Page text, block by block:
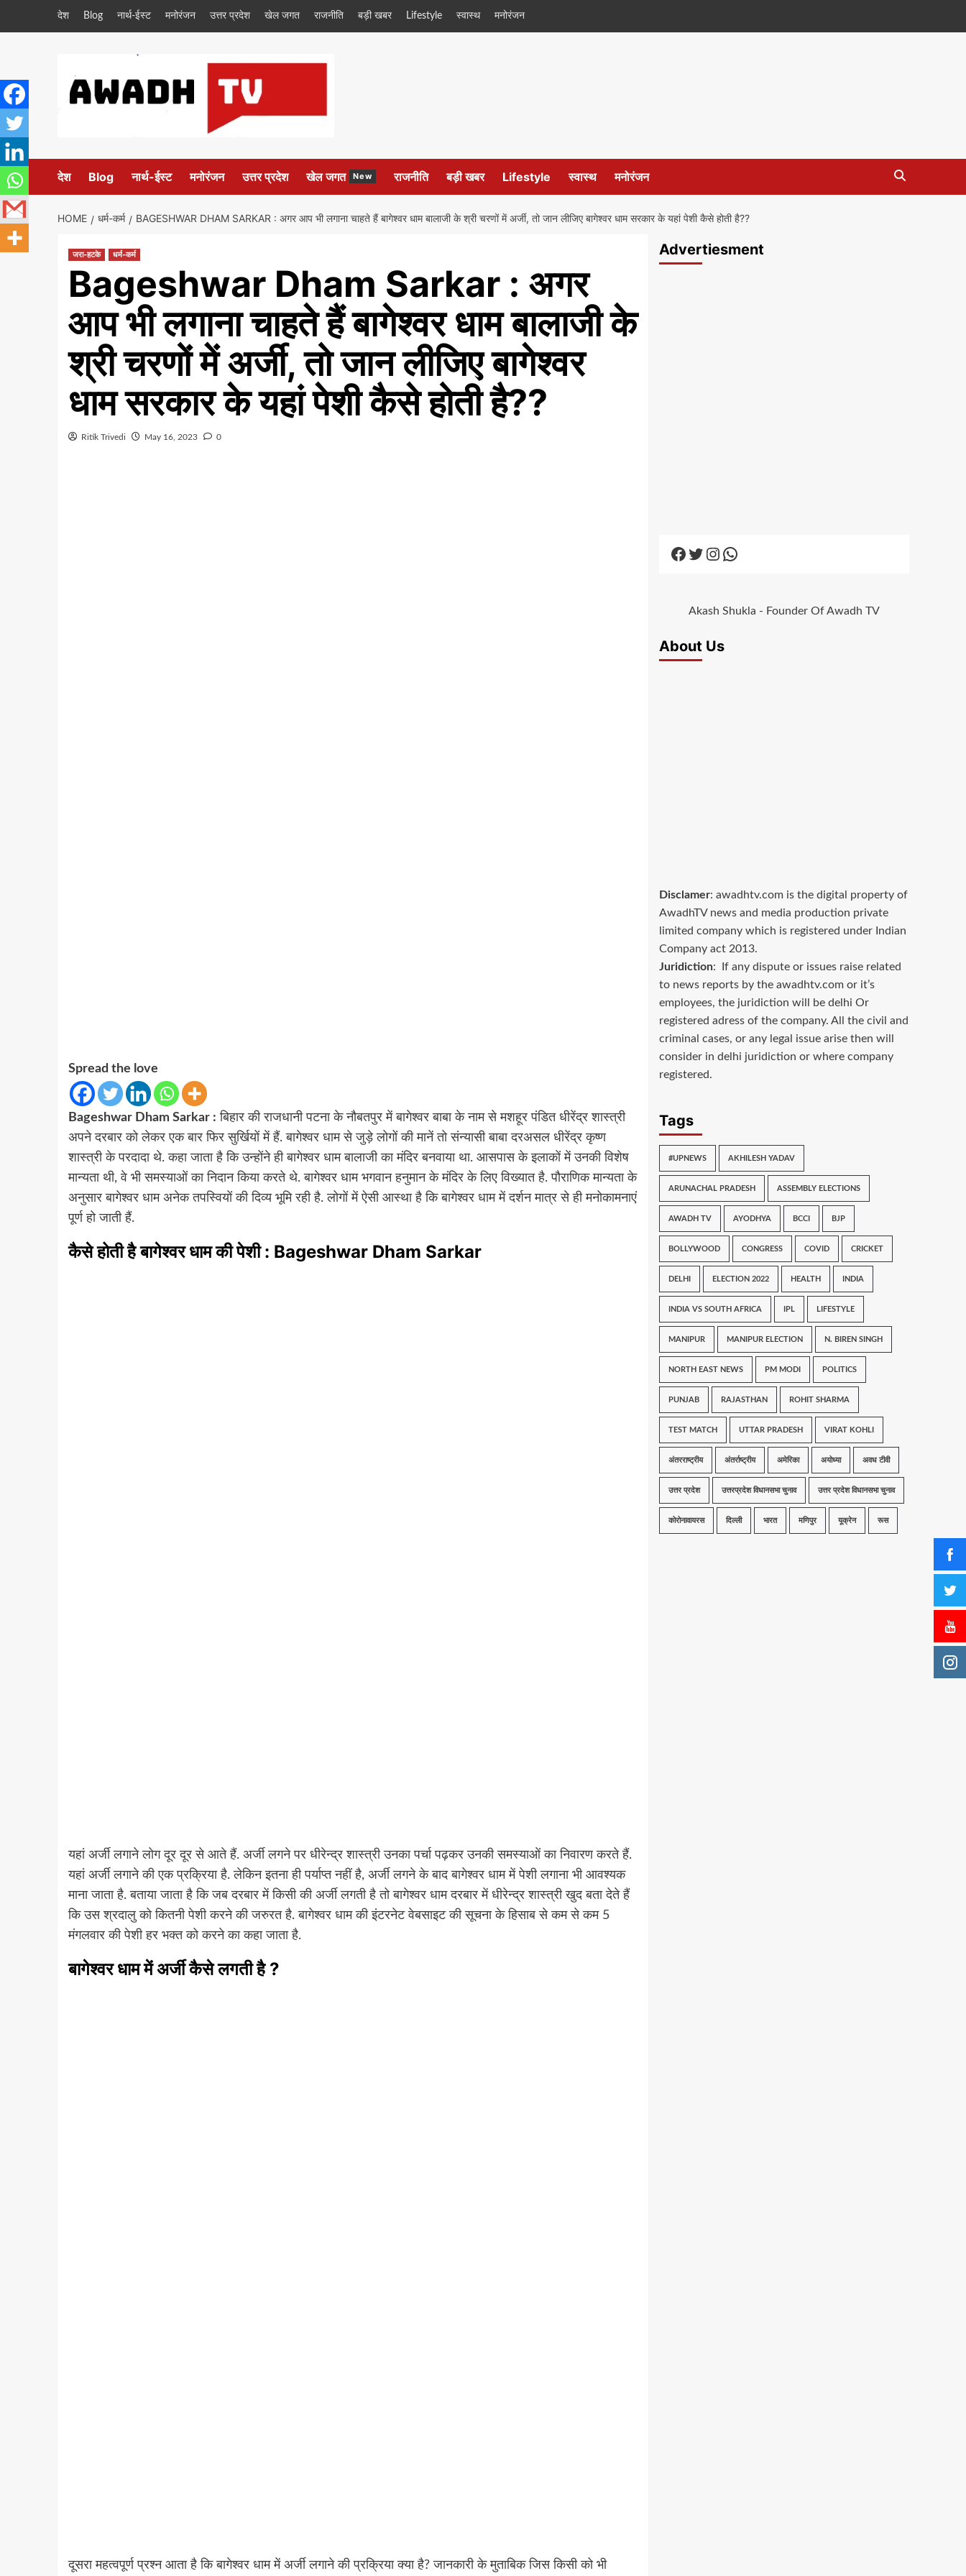
देश Blog नार्थ-ईस्ट मनोरंजन उत्तर प्रदेश खेल जगत राजनीति बड़ी खबर Lifestyle स्वास्थ मनोरंजन
देश Blog नार्थ-ईस्ट मनोरंजन उत्तर प्रदेश खेल जगत New राजनीति बड़ी खबर Lifestyle स्वास्थ मनोरंजन
HOME धर्म-कर्म BAGESHWAR DHAM SARKAR : अगर आप भी लगाना चाहते हैं बागेश्वर धाम बालाजी के श्री चरणों में अर्जी, तो जान लीजिए बागेश्वर धाम सरकार के यहां पेशी कैसे होती है??
जरा-हटके धर्म-कर्म
Bageshwar Dham Sarkar : अगर
आप भी लगाना चाहते हैं बागेश्वर धाम बालाजी के
श्री चरणों में अर्जी, तो जान लीजिए बागेश्वर
धाम सरकार के यहां पेशी कैसे होती है??
Ritik Trivedi May 16, 2023 0
Spread the love
Bageshwar Dham Sarkar : बिहार की राजधानी पटना के नौबतपुर में बागेश्वर बाबा के नाम से मशहूर पंडित धीरेंद्र शास्त्री
अपने दरबार को लेकर एक बार फिर सुर्खियों में हैं. बागेश्वर धाम से जुड़े लोगों की मानें तो संन्यासी बाबा दरअसल धीरेंद्र कृष्ण
शास्त्री के परदादा थे. कहा जाता है कि उन्होंने ही बागेश्वर धाम बालाजी का मंदिर बनवाया था. आसपास के इलाकों में उनकी विशेष
मान्यता थी, वे भी समस्याओं का निदान किया करते थे. बागेश्वर धाम भगवान हनुमान के मंदिर के लिए विख्यात है. पौराणिक मान्यता के
अनुसार बागेश्वर धाम अनेक तपस्वियों की दिव्य भूमि रही है. लोगों में ऐसी आस्था है कि बागेश्वर धाम में दर्शन मात्र से ही मनोकामनाएं
पूर्ण हो जाती हैं.
कैसे होती है बागेश्वर धाम की पेशी : Bageshwar Dham Sarkar
यहां अर्जी लगाने लोग दूर दूर से आते हैं. अर्जी लगने पर धीरेन्द्र शास्त्री उनका पर्चा पढ़कर उनकी समस्याओं का निवारण करते हैं.
यहां अर्जी लगाने की एक प्रक्रिया है. लेकिन इतना ही पर्याप्त नहीं है, अर्जी लगने के बाद बागेश्वर धाम में पेशी लगाना भी आवश्यक
माना जाता है. बताया जाता है कि जब दरबार में किसी की अर्जी लगती है तो बागेश्वर धाम दरबार में धीरेन्द्र शास्त्री खुद बता देते हैं
कि उस श्रदालु को कितनी पेशी करने की जरुरत है. बागेश्वर धाम की इंटरनेट वेबसाइट की सूचना के हिसाब से कम से कम 5
मंगलवार की पेशी हर भक्त को करने का कहा जाता है.
बागेश्वर धाम में अर्जी कैसे लगती है ?
दूसरा महत्वपूर्ण प्रश्न आता है कि बागेश्वर धाम में अर्जी लगाने की प्रक्रिया क्या है? जानकारी के मुताबिक जिस किसी को भी
Advertiesment
Facebook
Twitter
Instagram
WhatsApp
Akash Shukla - Founder Of Awadh TV
About Us
Disclamer: awadhtv.com is the digital property of
AwadhTV news and media production private
limited company which is registered under Indian
Company act 2013.
Juridiction: If any dispute or issues raise related
to news reports by the awadhtv.com or it’s
employees, the juridiction will be delhi Or
registered adress of the company. All the civil and
criminal cases, or any legal issue arise then will
consider in delhi juridiction or where company
registered.
Tags
#UPNEWS AKHILESH YADAV
ARUNACHAL PRADESH ASSEMBLY ELECTIONS
AWADH TV AYODHYA BCCI BJP
BOLLYWOOD CONGRESS COVID CRICKET
DELHI ELECTION 2022 HEALTH INDIA
INDIA VS SOUTH AFRICA IPL LIFESTYLE
MANIPUR MANIPUR ELECTION N. BIREN SINGH
NORTH EAST NEWS PM MODI POLITICS
PUNJAB RAJASTHAN ROHIT SHARMA
TEST MATCH UTTAR PRADESH VIRAT KOHLI
अंतरराष्ट्रीय अंतर्राष्ट्रीय अमेरिका अयोध्या अवध टीवी
उत्तर प्रदेश उत्तरप्रदेश विधानसभा चुनाव उत्तर प्रदेश विधानसभा चुनाव
कोरोनावायरस दिल्ली भारत मणिपुर यूक्रेन रूस